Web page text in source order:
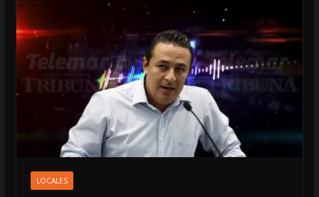
LOCALES